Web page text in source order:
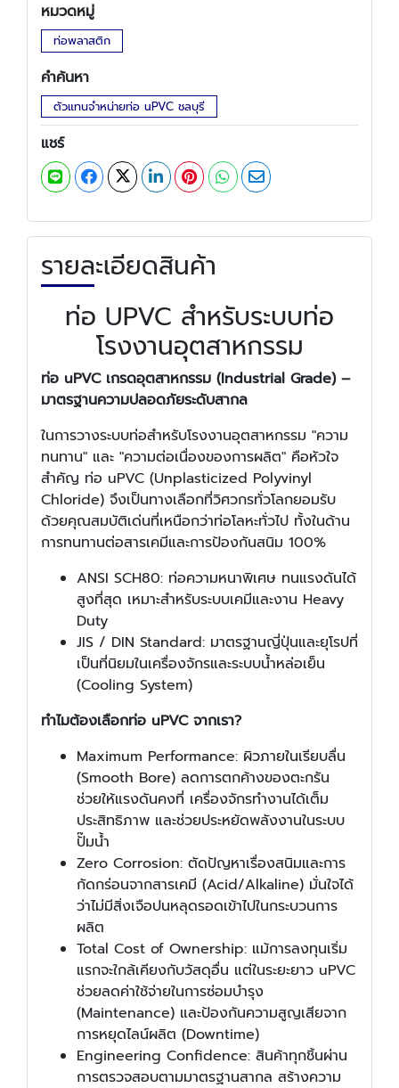
หมวดหมู่
ท่อพลาสติก
คำค้นหา
ตัวแทนจำหน่ายท่อ uPVC ชลบุรี
แชร์
รายละเอียดสินค้า
ท่อ UPVC สำหรับระบบท่อ
โรงงานอุตสาหกรรม
ท่อ uPVC เกรดอุตสาหกรรม (Industrial Grade) –
มาตรฐานความปลอดภัยระดับสากล
ในการวางระบบท่อสำหรับโรงงานอุตสาหกรรม "ความ
ทนทาน" และ "ความต่อเนื่องของการผลิต" คือหัวใจ
สำคัญ ท่อ uPVC (Unplasticized Polyvinyl
Chloride) จึงเป็นทางเลือกที่วิศวกรทั่วโลกยอมรับ
ด้วยคุณสมบัติเด่นที่เหนือกว่าท่อโลหะทั่วไป ทั้งในด้าน
การทนทานต่อสารเคมีและการป้องกันสนิม 100%
ANSI SCH80: ท่อความหนาพิเศษ ทนแรงดันได้
สูงที่สุด เหมาะสำหรับระบบเคมีและงาน Heavy
Duty
JIS / DIN Standard: มาตรฐานญี่ปุ่นและยุโรปที่
เป็นที่นิยมในเครื่องจักรและระบบน้ำหล่อเย็น
(Cooling System)
ทำไมต้องเลือกท่อ uPVC จากเรา?
Maximum Performance: ผิวภายในเรียบลื่น
(Smooth Bore) ลดการตกค้างของตะกรัน
ช่วยให้แรงดันคงที่ เครื่องจักรทำงานได้เต็ม
ประสิทธิภาพ และช่วยประหยัดพลังงานในระบบ
ปั๊มน้ำ
Zero Corrosion: ตัดปัญหาเรื่องสนิมและการ
กัดกร่อนจากสารเคมี (Acid/Alkaline) มั่นใจได้
ว่าไม่มีสิ่งเจือปนหลุดรอดเข้าไปในกระบวนการ
ผลิต
Total Cost of Ownership: แม้การลงทุนเริ่ม
แรกจะใกล้เคียงกับวัสดุอื่น แต่ในระยะยาว uPVC
ช่วยลดค่าใช้จ่ายในการซ่อมบำรุง
(Maintenance) และป้องกันความสูญเสียจาก
การหยุดไลน์ผลิต (Downtime)
Engineering Confidence: สินค้าทุกชิ้นผ่าน
การตรวจสอบตามมาตรฐานสากล สร้างความ